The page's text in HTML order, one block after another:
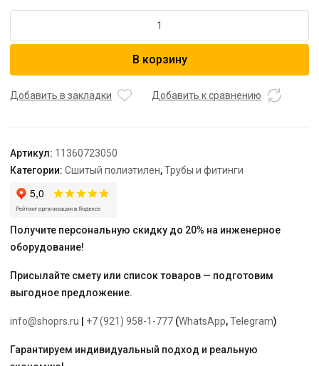
Труба,
32x4,4,
В корзину
Добавить в закладки Добавить к сравнению
Артикул: 11360723050
Категории: Сшитый полиэтилен,Трубы и фитинги
Получите персональную скидку до 20% на инженерное
оборудование!
Присылайте смету или список товаров — подготовим
выгодное предложение.
info@shoprs.ru +7 (921) 958-1-777 (WhatsApp,Telegram)
Гарантируем индивидуальный подход и реальную